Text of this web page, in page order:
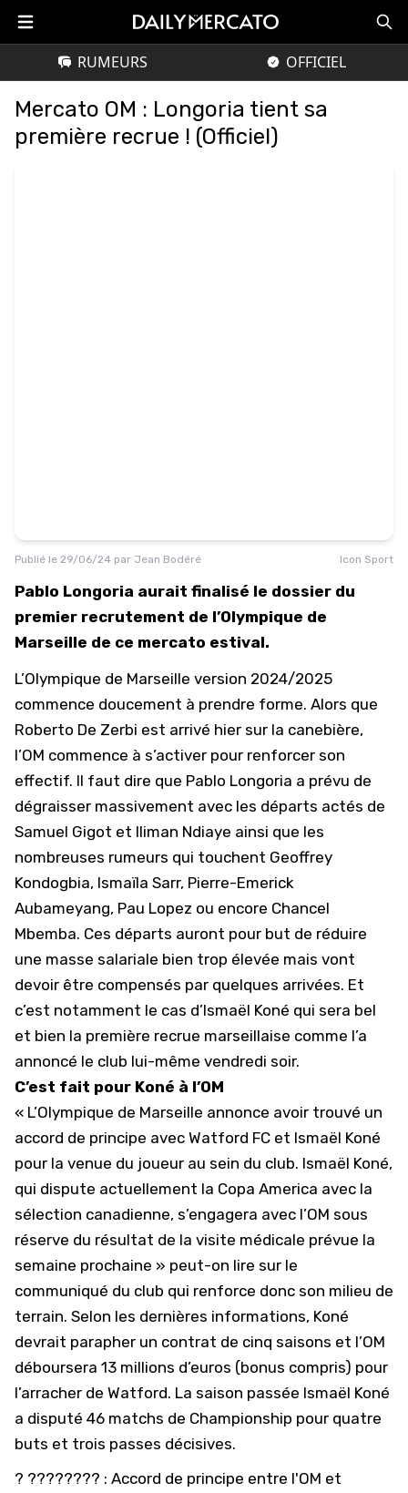
RUMEURS OFFICIEL
Mercato OM : Longoria tient sa
première recrue ! (Officiel)
Publié le 29/06/24 par Jean Bodéré Icon Sport
Pablo Longoria aurait finalisé le dossier du
premier recrutement de l’Olympique de
Marseille de ce mercato estival.
L’Olympique de Marseille version 2024/2025
commence doucement à prendre forme. Alors que
Roberto De Zerbi est arrivé hier sur la canebière,
l’OM commence à s’activer pour renforcer son
effectif. Il faut dire que Pablo Longoria a prévu de
dégraisser massivement avec les départs actés de
Samuel Gigot et Iliman Ndiaye ainsi que les
nombreuses rumeurs qui touchent Geoffrey
Kondogbia, Ismaïla Sarr, Pierre-Emerick
Aubameyang, Pau Lopez ou encore Chancel
Mbemba. Ces départs auront pour but de réduire
une masse salariale bien trop élevée mais vont
devoir être compensés par quelques arrivées. Et
c’est notamment le cas d’Ismaël Koné qui sera bel
et bien la première recrue marseillaise comme l’a
annoncé le club lui-même vendredi soir.
C’est fait pour Koné à l’OM
« L’Olympique de Marseille annonce avoir trouvé un
accord de principe avec Watford FC et Ismaël Koné
pour la venue du joueur au sein du club. Ismaël Koné,
qui dispute actuellement la Copa America avec la
sélection canadienne, s’engagera avec l’OM sous
réserve du résultat de la visite médicale prévue la
semaine prochaine » peut-on lire sur le
communiqué du club qui renforce donc son milieu de
terrain. Selon les dernières informations, Koné
devrait parapher un contrat de cinq saisons et l’OM
déboursera 13 millions d’euros (bonus compris) pour
l’arracher de Watford. La saison passée Ismaël Koné
a disputé 46 matchs de Championship pour quatre
buts et trois passes décisives.
? ???????? : Accord de principe entre l'OM et